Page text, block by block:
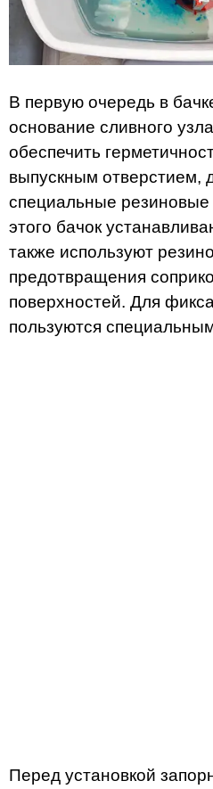
В первую очередь в
основание сливного
обеспечить
выпускным отверстием,
специальные резиновые
этого бачок
также используют
предотвращения
поверхностей. Для
пользуются
Перед установкой